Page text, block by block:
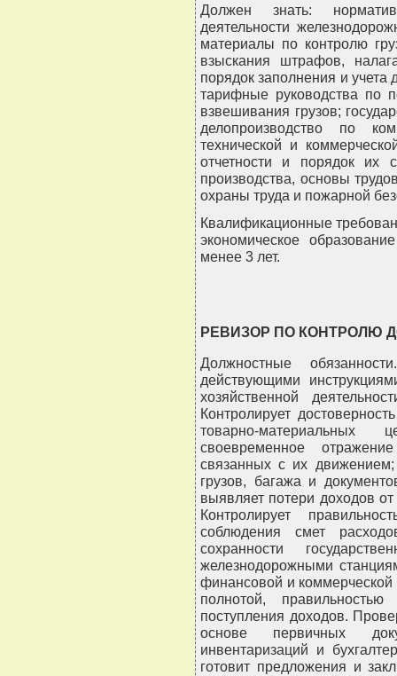
Должен знать:
деятельности
материалы по контролю
взыскания штрафов,
порядок заполнения и
тарифные руководства по
взвешивания грузов;
делопроизводство по
технической и
отчетности и порядок их
производства, основы
охраны труда и пожарной
Квалификационные
экономическое
менее 3 лет.
РЕВИЗОР ПО КОНТРОЛЮ
Должностные
действующими
хозяйственной
Контролирует
товарно-
своевременное
связанных с их движением;
грузов, багажа и
выявляет потери доходов
Контролирует
соблюдения смет
сохранности
железнодорожными
финансовой и коммерческой
полнотой,
поступления доходов.
основе первичных
инвентаризаций и
готовит предложения и